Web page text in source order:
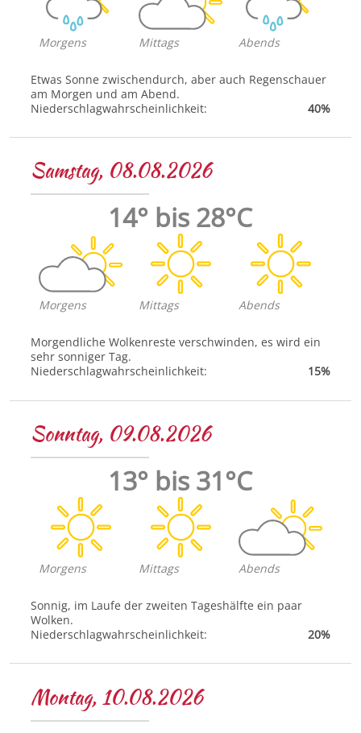
Morgens Mittags Abends
Etwas Sonne zwischendurch, aber auch Regenschauer
am Morgen und am Abend.
Niederschlagwahrscheinlichkeit:
40%
Samstag, 08.08.2026
14° bis 28°C
Morgens Mittags Abends
Morgendliche Wolkenreste verschwinden, es wird ein
sehr sonniger Tag.
Niederschlagwahrscheinlichkeit:
15%
Sonntag, 09.08.2026
13° bis 31°C
Morgens Mittags Abends
Sonnig, im Laufe der zweiten Tageshälfte ein paar
Wolken.
Niederschlagwahrscheinlichkeit:
20%
Montag, 10.08.2026